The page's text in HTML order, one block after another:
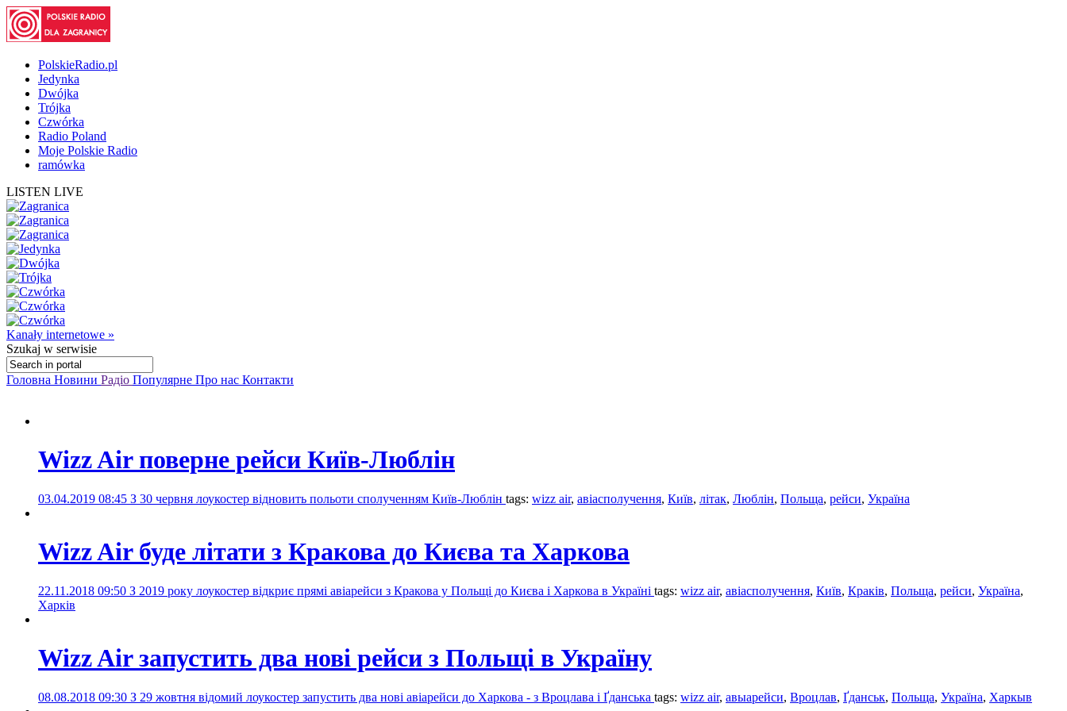
PolskieRadio.pl
Jedynka
Dwójka
Trójka
Czwórka
Radio Poland
Moje Polskie Radio
ramówka
LISTEN LIVE
Kanały internetowe »
Szukaj w serwisie
Головна Новини Радіо Популярне Про нас Контакти
Wizz Air поверне рейси Київ-Люблін
03.04.2019 08:45 З 30 червня лоукостер відновить польоти сполученням Київ-Люблін tags: wizz air, авіасполучення, Київ, літак, Люблін, Польща, рейси, Україна
Wizz Air буде літати з Кракова до Києва та Харкова
22.11.2018 09:50 З 2019 року лоукостер відкриє прямі авіарейси з Кракова у Польщі до Києва і Харкова в Україні tags: wizz air, авіасполучення, Київ, Краків, Польща, рейси, Україна,
Харків
Wizz Air запустить два нові рейси з Польщі в Україну
08.08.2018 09:30 З 29 жовтня відомий лоукостер запустить два нові авіарейси до Харкова - з Вроцлава і Ґданська tags: wizz air, авыарейси, Вроцлав, Ґданськ, Польща, Україна, Харкыв